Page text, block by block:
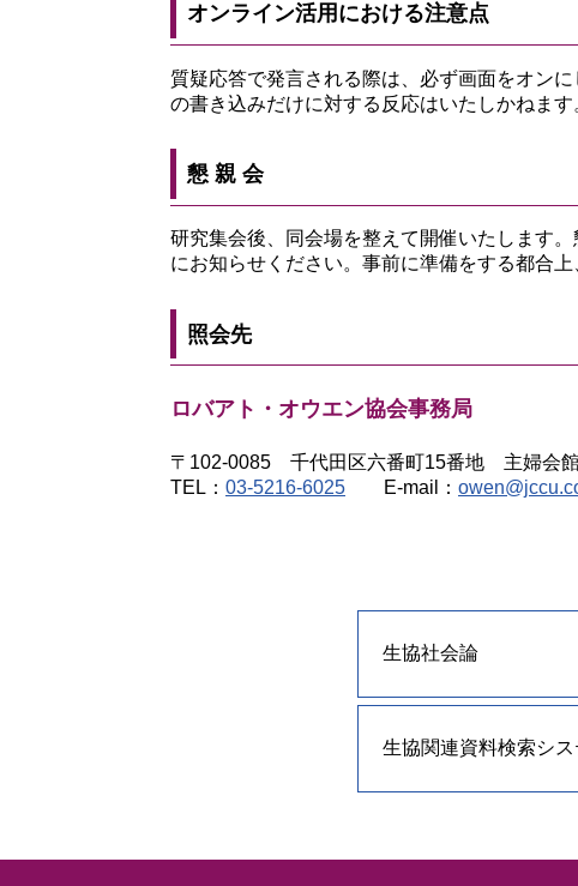
オンライン活用における注意点
質疑応答で発言される際は、必ず画面をオン
の書き込みだけに対する反応はいたしかねます
懇 親 会
研究集会後、同会場を整えて開催いたします
にお知らせください。事前に準備をする都合
照会先
ロバアト・オウエン協会事務局
〒102-0085 千代田区六番町15番地 主婦会
TEL： 03-5216-6025 E-mail：
生協社会論
生協関連資料検索シス